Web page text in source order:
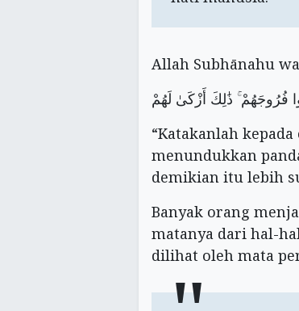
Allah Subhānahu
فُرُوجَهُمْ ۚ ذَٰلِكَ أَزْكَىٰ لَهُمْ
“Katakanlah
menundukkan
demikian itu lebih
Banyak orang
matanya dari hal-
dilihat oleh mata